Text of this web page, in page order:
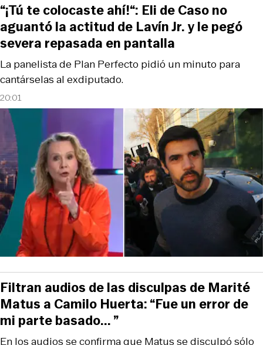
20:01
La panelista de Plan Perfecto pidió un minuto para
cantárselas al exdiputado.
“¡Tú te colocaste ahí!“: Eli de Caso no
aguantó la actitud de Lavín Jr. y le pegó
severa repasada en pantalla
En los audios se confirma que Matus se disculpó sólo
Filtran audios de las disculpas de Marité
Matus a Camilo Huerta: “Fue un error de
mi parte basado... ”